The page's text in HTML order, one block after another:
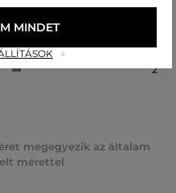
2
megegyezik az általam
mérettel
MINDET